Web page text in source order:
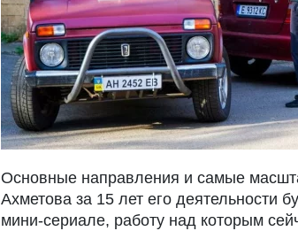
Основные направления и самые
Ахметова за 15 лет его деятельности
мини-сериале, работу над которым